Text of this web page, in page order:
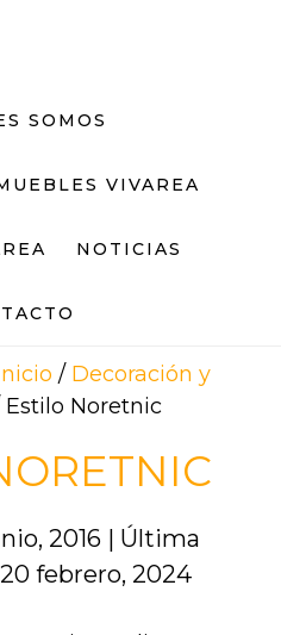
SOMOS
VIVAREA
NOTICIAS
/ Decoración y
Estilo Noretnic
2016| Última
febrero, 2024